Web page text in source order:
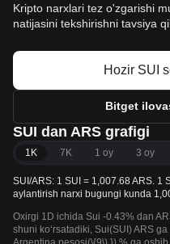
Kripto narxlari tez o'zgarishi
natijasini tekshirishni tavsiya
Hozir SUI
Bitget
SUI dan ARS grafigi
1K 7K 1 oy 3 oy
SUI/ARS: 1 SUI = 1,007.68 ARS. 1
aylantirish narxi bugungi kunda
Oxirgi 1D ichida Sui -0.43% dan
shuni koʻrsatadiki, Sui(SUI) ARS